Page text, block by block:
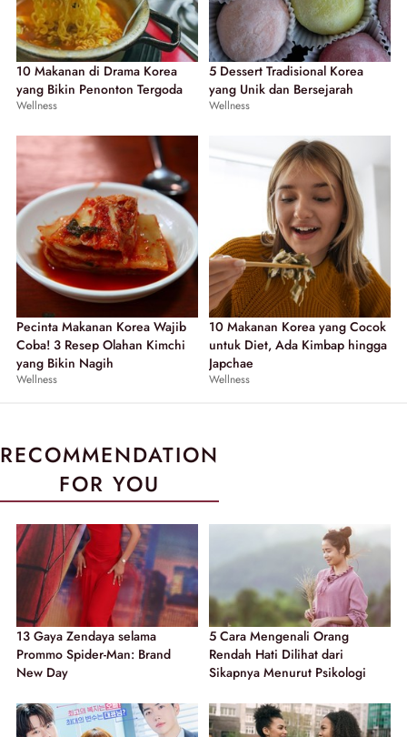
10 Makanan di Drama Korea
yang Bikin Penonton Tergoda
Wellness
5 Dessert Tradisional Korea
yang Unik dan Bersejarah
Wellness
Pecinta Makanan Korea Wajib
Coba! 3 Resep Olahan Kimchi
yang Bikin Nagih
Wellness
10 Makanan Korea yang Cocok
untuk Diet, Ada Kimbap hingga
Japchae
Wellness
RECOMMENDATION
FOR YOU
13 Gaya Zendaya selama
Prommo Spider-Man: Brand
New Day
5 Cara Mengenali Orang
Rendah Hati Dilihat dari
Sikapnya Menurut Psikologi